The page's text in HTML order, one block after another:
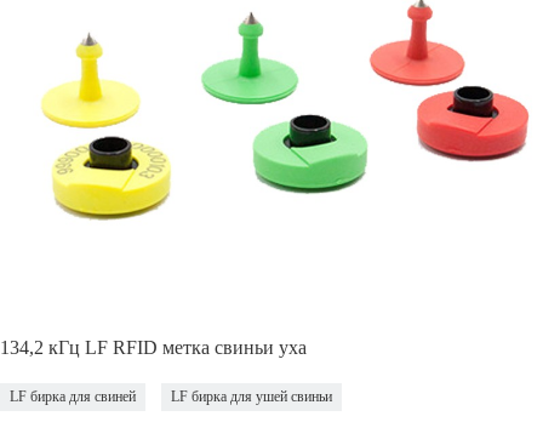
134,2 кГц LF RFID метка свиньи уха
LF бирка для свиней LF бирка для ушей свиньи